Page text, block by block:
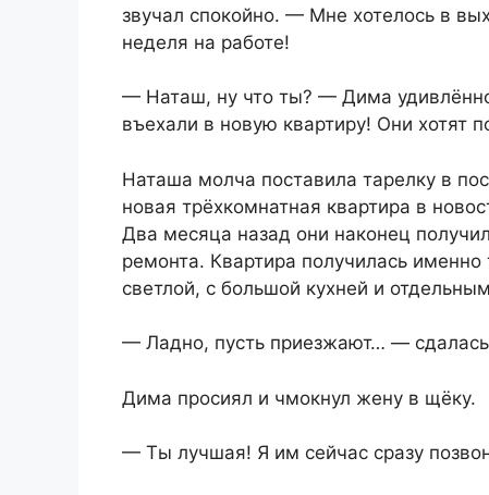
звучал спокойно. — Мне хотелось в
неделя на работе!
— Наташ, ну что ты? — Дима
въехали в новую квартиру! Они хотят
Наташа молча поставила тарелку в
новая трёхкомнатная квартира в
Два месяца назад они наконец
ремонта. Квартира получилась
светлой, с большой кухней и
— Ладно, пусть приезжают… —
Дима просиял и чмокнул жену в щёку.
— Ты лучшая! Я им сейчас сразу